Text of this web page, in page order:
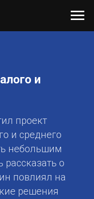
и
проект
и среднего
небольшим
о
повлиял на
решения